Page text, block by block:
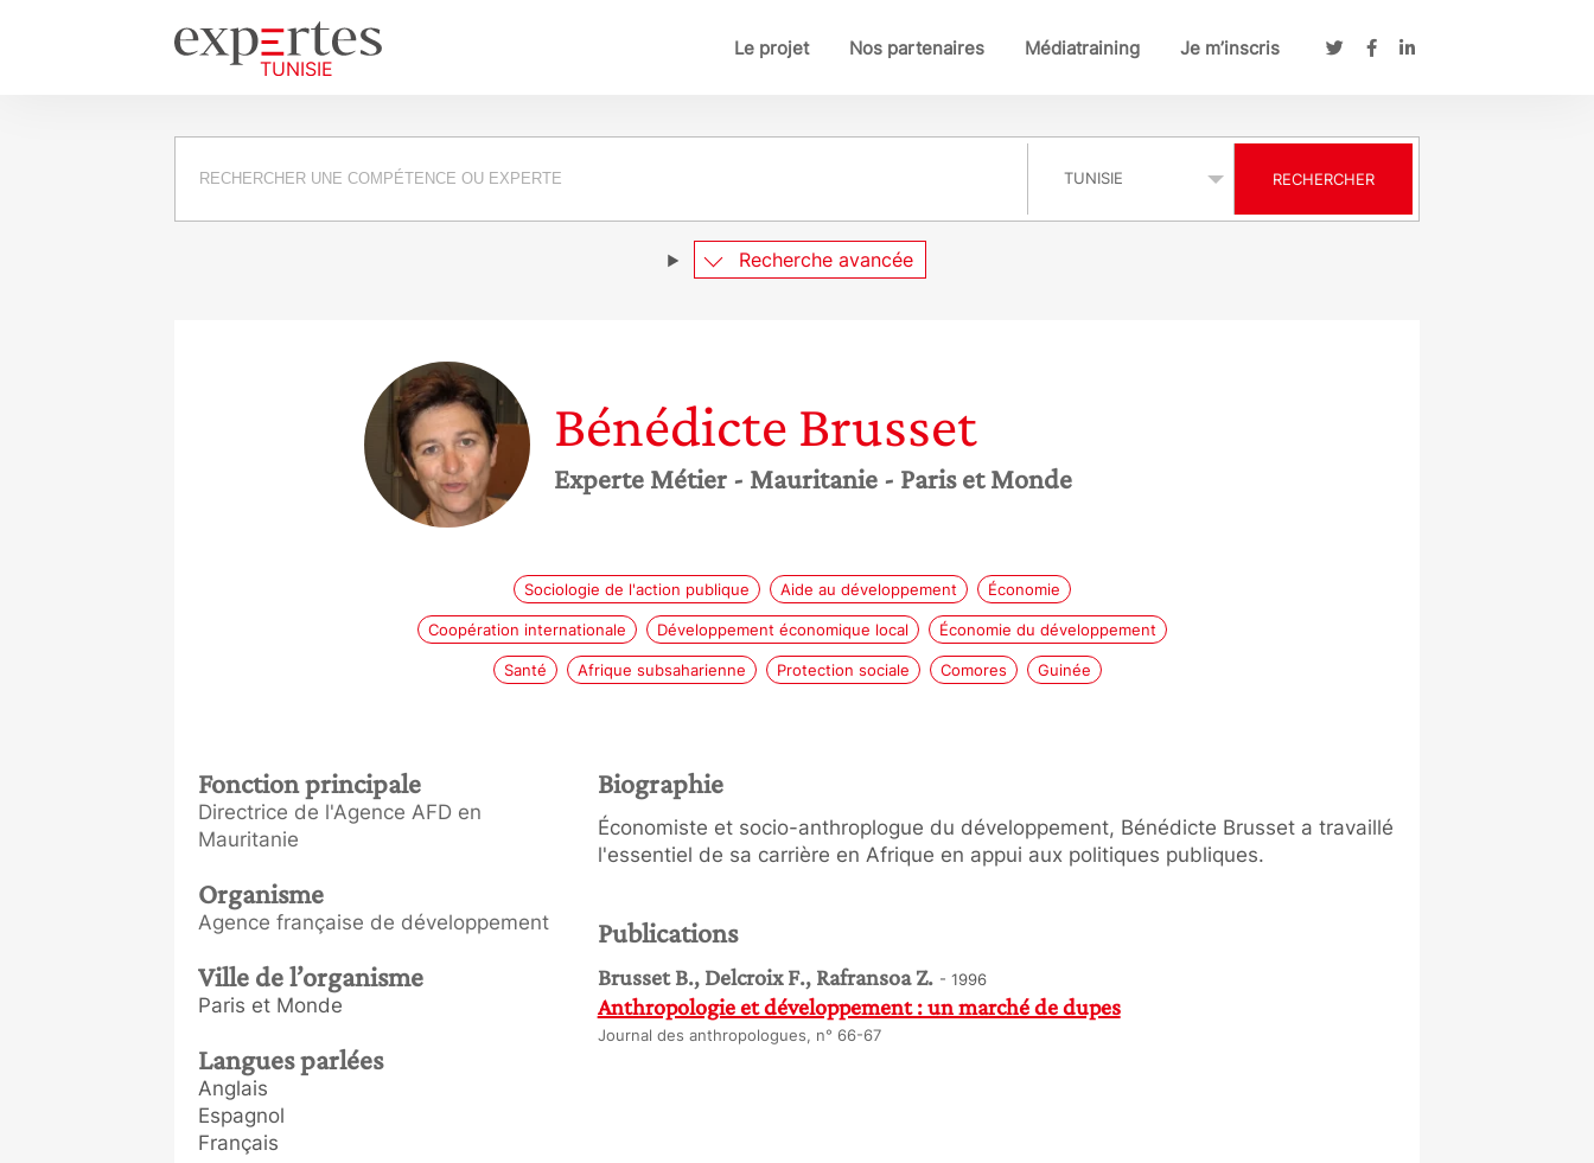
Le projet Nos partenaires Médiatraining Je m’inscris
Requête RECHERCHER
Recherche avancée
Bénédicte Brusset
Experte Métier - Mauritanie - Paris et Monde
Sociologie de l'action publique Aide au développement Économie
Coopération internationale Développement économique local Économie du développement
Santé Afrique subsaharienne Protection sociale Comores Guinée
Fonction principale
Directrice de l'Agence AFD en
Mauritanie
Organisme
Agence française de développement
Ville de l’organisme
Paris et Monde
Langues parlées
Anglais
Espagnol
Français
Biographie
Économiste et socio-anthroplogue du développement, Bénédicte Brusset a travaillé
l'essentiel de sa carrière en Afrique en appui aux politiques publiques.
Publications
Brusset B., Delcroix F., Rafransoa Z. - 1996
Anthropologie et développement : un marché de dupes
Journal des anthropologues, n° 66-67